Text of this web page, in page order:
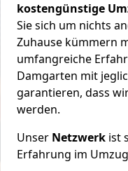
kostengünstige
Sie sich um nichts
Zuhause kümmern
umfangreiche
Damgarten mit
garantieren, dass
werden.
Unser Netzwerk ist
Erfahrung im